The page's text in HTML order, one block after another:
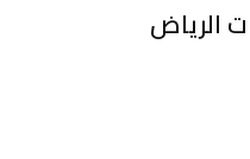
الرياض